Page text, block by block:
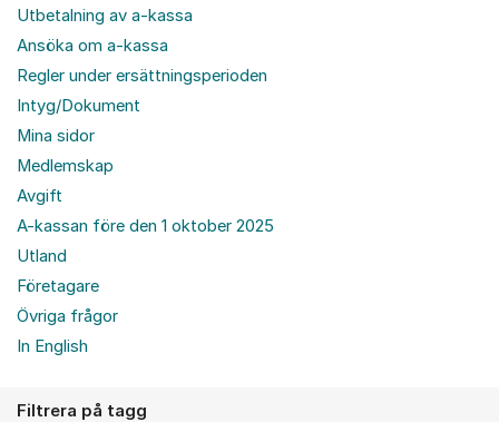
Utbetalning av a-kassa
Ansöka om a-kassa
Regler under ersättningsperioden
Intyg/Dokument
Mina sidor
Medlemskap
Avgift
A-kassan före den 1 oktober 2025
Utland
Företagare
Övriga frågor
In English
Filtrera på tagg